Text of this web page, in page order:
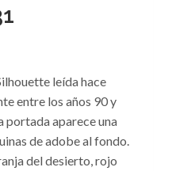
leída hace
entre los años 90 y
portada aparece una
de adobe al fondo.
del desierto, rojo